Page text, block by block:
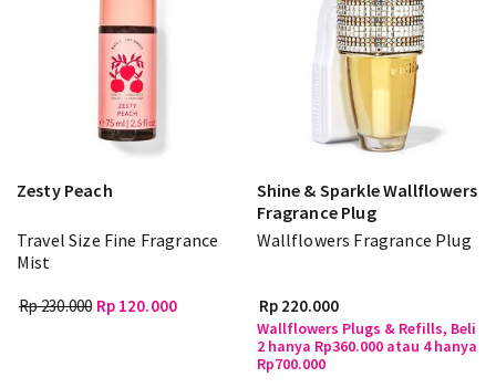
Zesty Peach
Travel Size Fine Fragrance
Mist
Rp 230.000 Rp 120.000
Shine & Sparkle Wallflowers
Fragrance Plug
Wallflowers Fragrance Plug
Rp 220.000
Wallflowers Plugs & Refills, Beli
2 hanya Rp360.000 atau 4 hanya
Rp700.000